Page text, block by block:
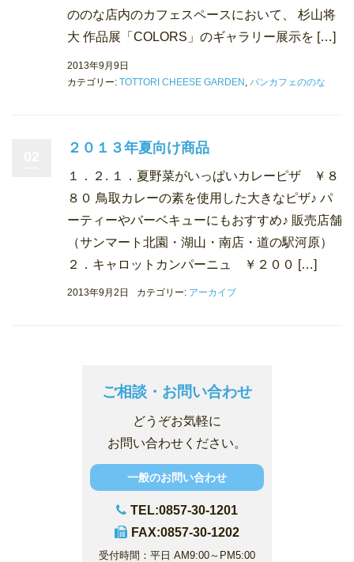
ののな店内のカフェスペースにおいて、 杉山将
大 作品展「COLORS」のギャラリー展示を […]
2013年9月9日
カテゴリー: TOTTORI CHEESE GARDEN パンカフェののな
２０１３年夏向け商品
１．２. １．夏野菜がいっぱいカレーピザ ￥８
８０ 鳥取カレーの素を使用した大きなピザ♪ パ
ーティーやバーベキューにもおすすめ♪ 販売店舗
（サンマート北園・湖山・南店・道の駅河原）
２．キャロットカンパーニュ ￥２００ […]
2013年9月2日 カテゴリー: アーカイブ
ご相談・お問い合わせ
どうぞお気軽に
お問い合わせください。
一般のお問い合わせ
TEL:0857-30-1201
FAX:0857-30-1202
受付時間：平日 AM9:00～PM5:00